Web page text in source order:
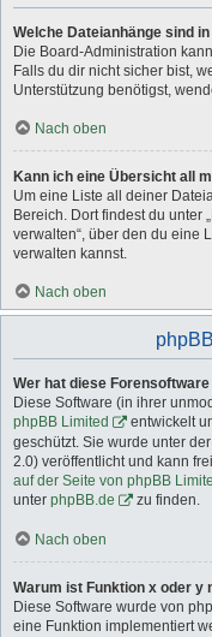
Welche Dateianhänge sind
Die Board-Administration
Falls du dir nicht sicher bist,
Unterstützung benötigst,
Nach oben
Kann ich eine Übersicht all
Um eine Liste all deiner
Bereich. Dort findest du unter
verwalten“, über den du eine
verwalten kannst.
Nach oben
Wer hat diese
Diese Software (in ihrer
phpBB Limited
entwickelt
geschützt. Sie wurde unter
2.0) veröffentlicht und kann
auf der Seite von phpBB
unter phpBB.de zu finden.
Nach oben
Warum ist Funktion x oder y
Diese Software wurde von
eine Funktion implementiert